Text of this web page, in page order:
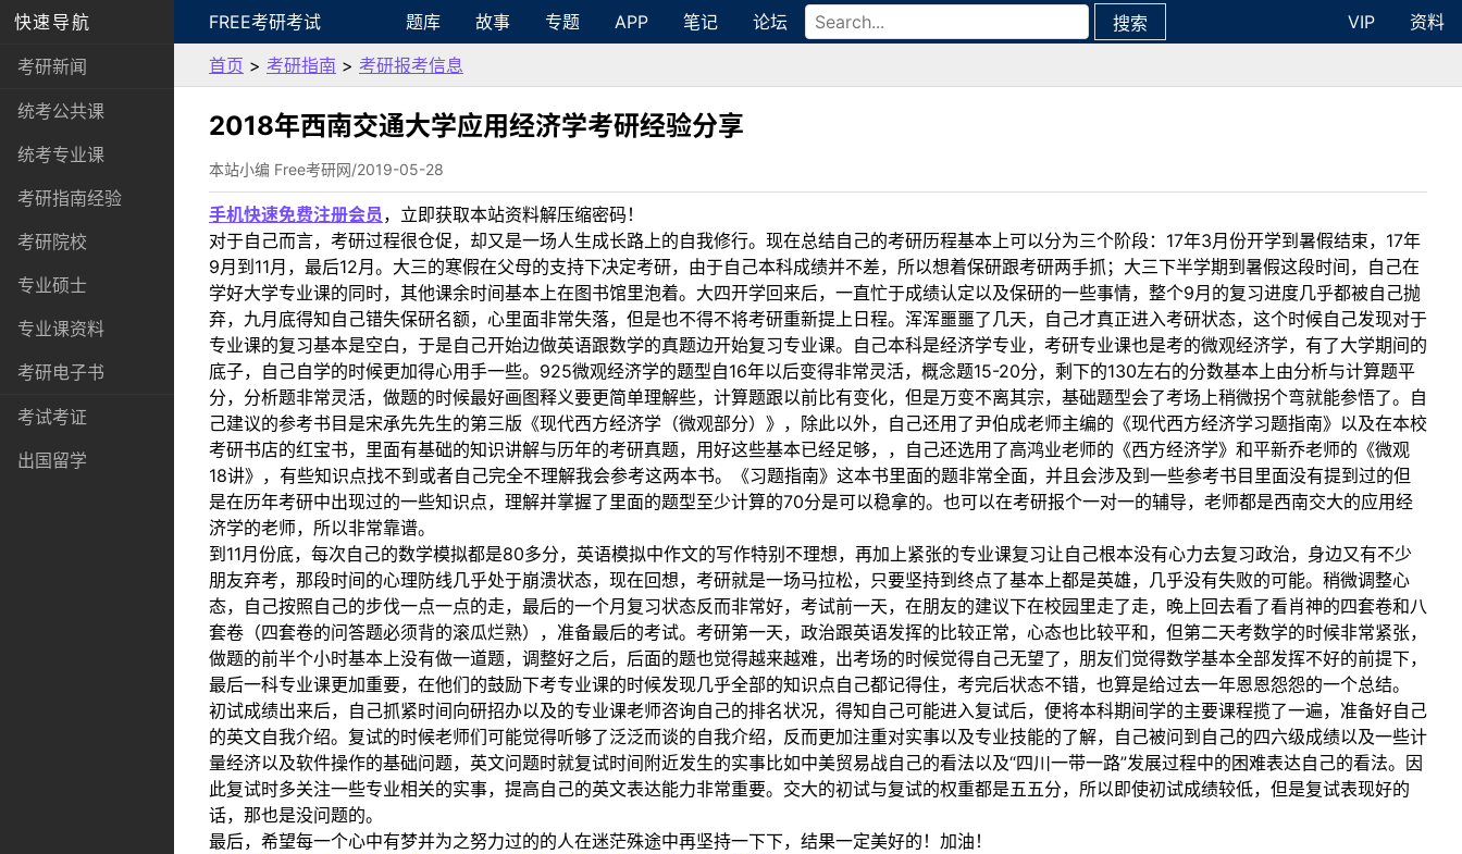
快速导航
考研新闻
统考公共课
统考专业课
考研指南经验
考研院校
专业硕士
专业课资料
考研电子书
考试考证
出国留学
FREE考研考试 题库 故事 专题 APP 笔记 论坛 搜索 VIP
资料
首页 > 考研指南 > 考研报考信息
2018年西南交通大学应用经济学考研经验分享
本站小编 Free考研网/2019-05-28
手机快速免费注册会员 ，立即获取本站资料解压缩密码！
对于自己而言，考研过程很仓促，却又是一场人生成长路上的自我修行。现在总结自己的考研历程基本上可以分为三个阶段：17年3月份开学到暑假结束，17年
9月到11月，最后12月。大三的寒假在父母的支持下决定考研，由于自己本科成绩并不差，所以想着保研跟考研两手抓；大三下半学期到暑假这段时间，自己在
学好大学专业课的同时，其他课余时间基本上在图书馆里泡着。大四开学回来后，一直忙于成绩认定以及保研的一些事情，整个9月的复习进度几乎都被自己抛
弃，九月底得知自己错失保研名额，心里面非常失落，但是也不得不将考研重新提上日程。浑浑噩噩了几天，自己才真正进入考研状态，这个时候自己发现对于
专业课的复习基本是空白，于是自己开始边做英语跟数学的真题边开始复习专业课。自己本科是经济学专业，考研专业课也是考的微观经济学，有了大学期间的
底子，自己自学的时候更加得心用手一些。925微观经济学的题型自16年以后变得非常灵活，概念题15-20分，剩下的130左右的分数基本上由分析与计算题平
分，分析题非常灵活，做题的时候最好画图释义要更简单理解些，计算题跟以前比有变化，但是万变不离其宗，基础题型会了考场上稍微拐个弯就能参悟了。自
己建议的参考书目是宋承先先生的第三版《现代西方经济学（微观部分）》，除此以外，自己还用了尹伯成老师主编的《现代西方经济学习题指南》以及在本校
考研书店的红宝书，里面有基础的知识讲解与历年的考研真题，用好这些基本已经足够，，自己还选用了高鸿业老师的《西方经济学》和平新乔老师的《微观
18讲》，有些知识点找不到或者自己完全不理解我会参考这两本书。《习题指南》这本书里面的题非常全面，并且会涉及到一些参考书目里面没有提到过的但
是在历年考研中出现过的一些知识点，理解并掌握了里面的题型至少计算的70分是可以稳拿的。也可以在考研报个一对一的辅导，老师都是西南交大的应用经
济学的老师，所以非常靠谱。
到11月份底，每次自己的数学模拟都是80多分，英语模拟中作文的写作特别不理想，再加上紧张的专业课复习让自己根本没有心力去复习政治，身边又有不少
朋友弃考，那段时间的心理防线几乎处于崩溃状态，现在回想，考研就是一场马拉松，只要坚持到终点了基本上都是英雄，几乎没有失败的可能。稍微调整心
态，自己按照自己的步伐一点一点的走，最后的一个月复习状态反而非常好，考试前一天，在朋友的建议下在校园里走了走，晚上回去看了看肖神的四套卷和八
套卷（四套卷的问答题必须背的滚瓜烂熟），准备最后的考试。考研第一天，政治跟英语发挥的比较正常，心态也比较平和，但第二天考数学的时候非常紧张，
做题的前半个小时基本上没有做一道题，调整好之后，后面的题也觉得越来越难，出考场的时候觉得自己无望了，朋友们觉得数学基本全部发挥不好的前提下，
最后一科专业课更加重要，在他们的鼓励下考专业课的时候发现几乎全部的知识点自己都记得住，考完后状态不错，也算是给过去一年恩恩怨怨的一个总结。
初试成绩出来后，自己抓紧时间向研招办以及的专业课老师咨询自己的排名状况，得知自己可能进入复试后，便将本科期间学的主要课程揽了一遍，准备好自己
的英文自我介绍。复试的时候老师们可能觉得听够了泛泛而谈的自我介绍，反而更加注重对实事以及专业技能的了解，自己被问到自己的四六级成绩以及一些计
量经济以及软件操作的基础问题，英文问题时就复试时间附近发生的实事比如中美贸易战自己的看法以及“四川一带一路”发展过程中的困难表达自己的看法。因
此复试时多关注一些专业相关的实事，提高自己的英文表达能力非常重要。交大的初试与复试的权重都是五五分，所以即使初试成绩较低，但是复试表现好的
话，那也是没问题的。
最后，希望每一个心中有梦并为之努力过的的人在迷茫殊途中再坚持一下下，结果一定美好的！加油！